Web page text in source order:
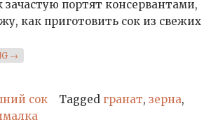
зачастую портят консервантами,
как приготовить сок из свежих
«ГРАНАТОВЫЙ СОК»
→
сок Tagged гранат,зерна,